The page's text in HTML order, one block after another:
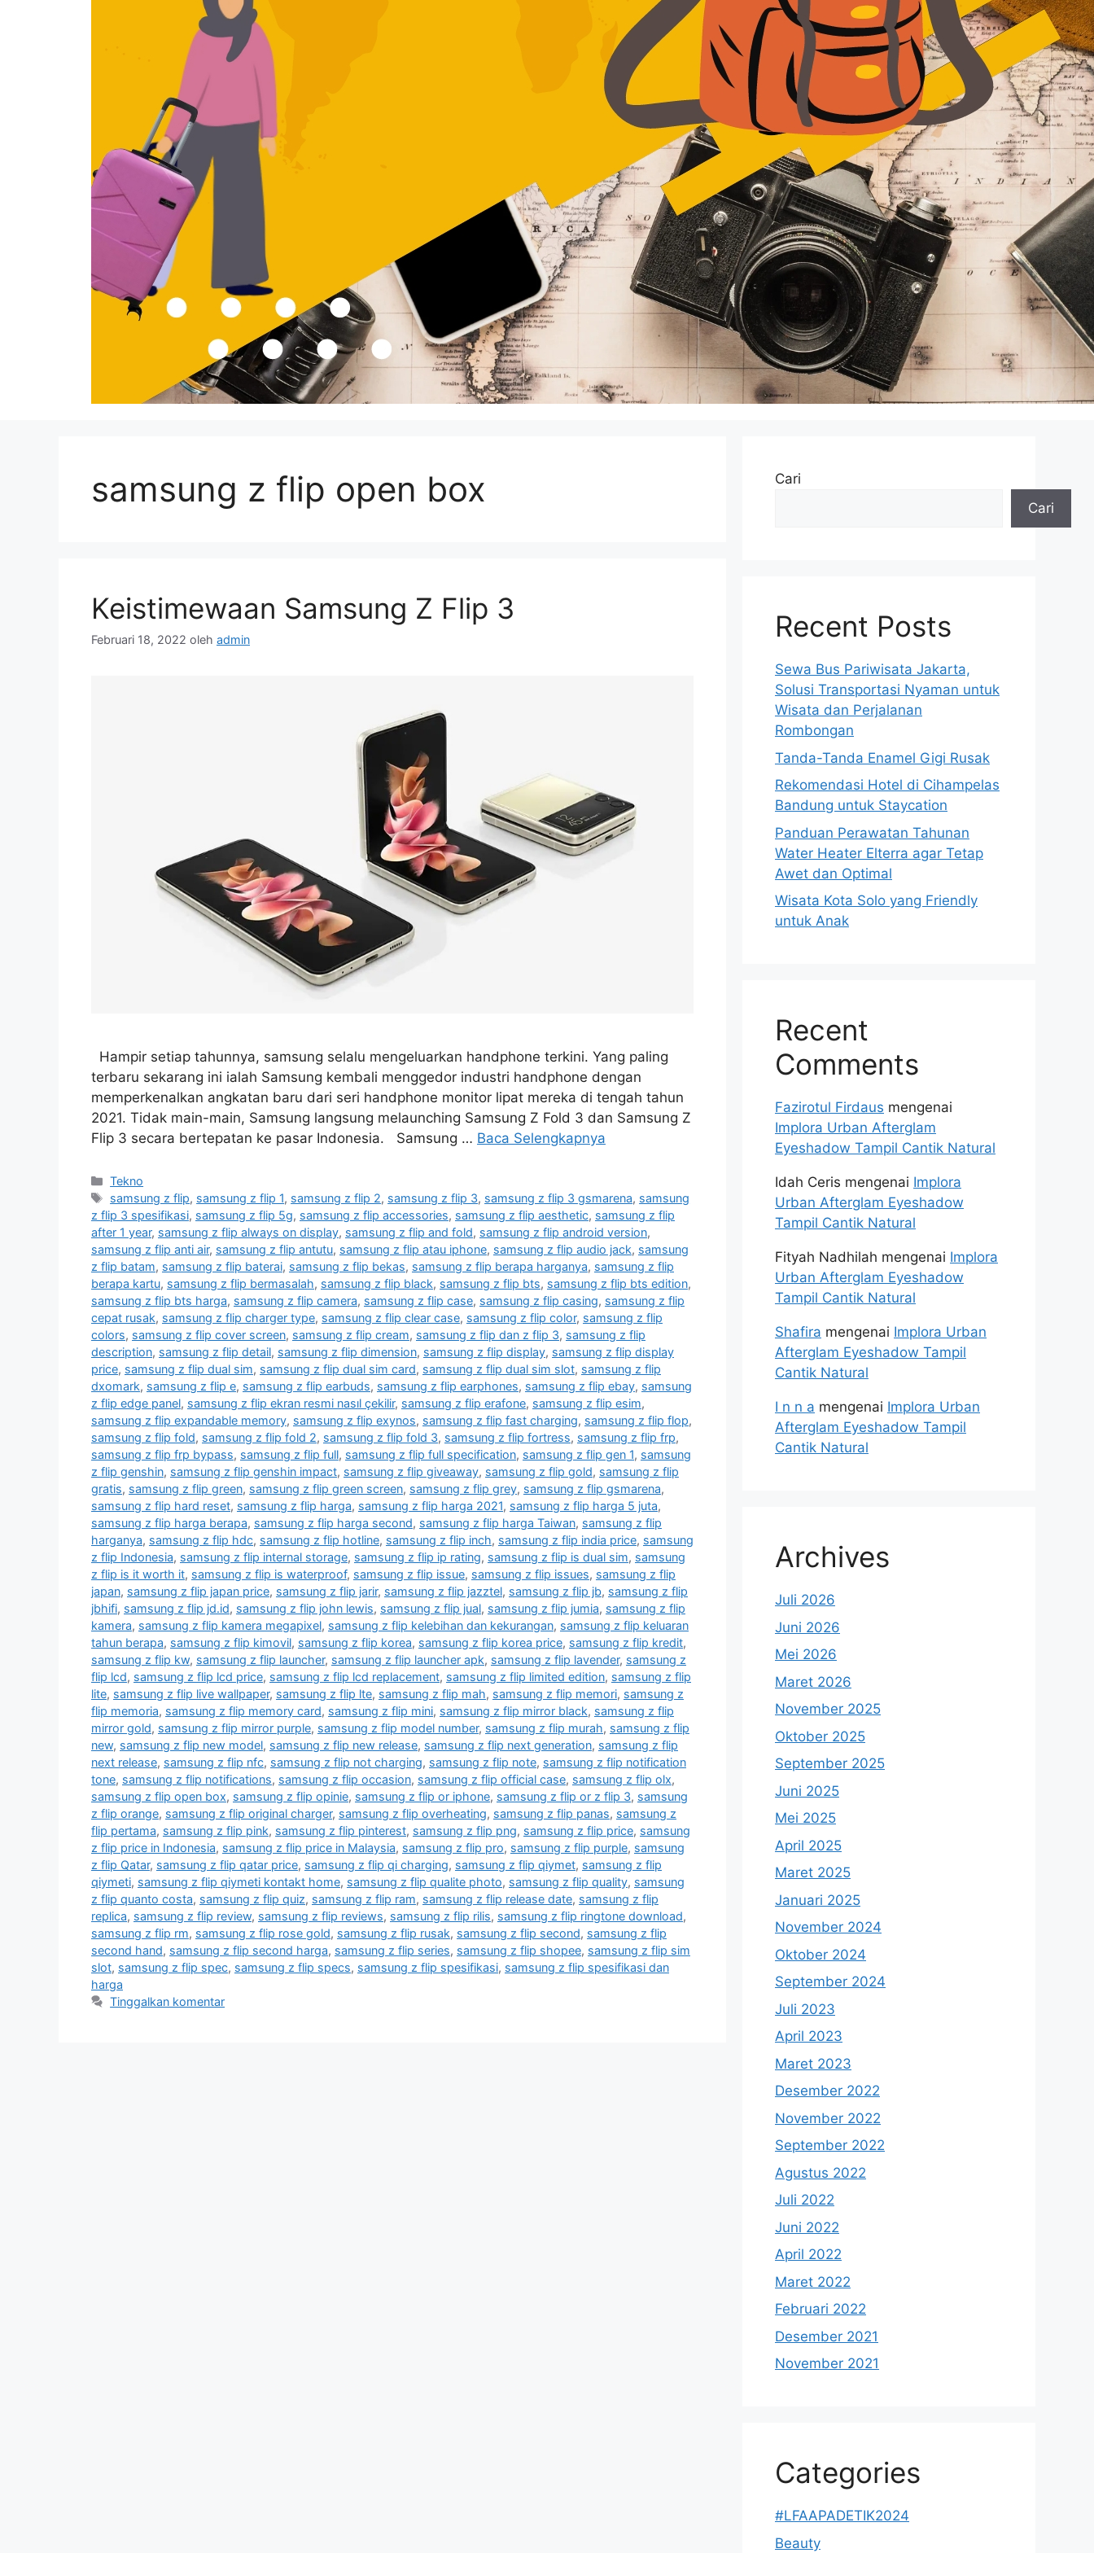
samsung z flip open box
Keistimewaan Samsung Z Flip 3
Februari 18, 2022 oleh admin
Hampir setiap tahunnya, samsung selalu mengeluarkan handphone terkini. Yang paling
terbaru sekarang ini ialah Samsung kembali menggedor industri handphone dengan
memperkenalkan angkatan baru dari seri handphone monitor lipat mereka di tengah tahun
2021. Tidak main-main, Samsung langsung melaunching Samsung Z Fold 3 dan Samsung Z
Flip 3 secara bertepatan ke pasar Indonesia. Samsung … Baca Selengkapnya
Kategori
Tekno
Tag
samsung z flip, samsung z flip 1, samsung z flip 2, samsung z flip 3, samsung z flip 3 gsmarena, samsung
z flip 3 spesifikasi, samsung z flip 5g, samsung z flip accessories, samsung z flip aesthetic, samsung z flip
after 1 year, samsung z flip always on display, samsung z flip and fold, samsung z flip android version,
samsung z flip anti air, samsung z flip antutu, samsung z flip atau iphone, samsung z flip audio jack, samsung
z flip batam, samsung z flip baterai, samsung z flip bekas, samsung z flip berapa harganya, samsung z flip
berapa kartu, samsung z flip bermasalah, samsung z flip black, samsung z flip bts, samsung z flip bts edition,
samsung z flip bts harga, samsung z flip camera, samsung z flip case, samsung z flip casing, samsung z flip
cepat rusak, samsung z flip charger type, samsung z flip clear case, samsung z flip color, samsung z flip
colors, samsung z flip cover screen, samsung z flip cream, samsung z flip dan z flip 3, samsung z flip
description, samsung z flip detail, samsung z flip dimension, samsung z flip display, samsung z flip display
price, samsung z flip dual sim, samsung z flip dual sim card, samsung z flip dual sim slot, samsung z flip
dxomark, samsung z flip e, samsung z flip earbuds, samsung z flip earphones, samsung z flip ebay, samsung
z flip edge panel, samsung z flip ekran resmi nasıl çekilir, samsung z flip erafone, samsung z flip esim,
samsung z flip expandable memory, samsung z flip exynos, samsung z flip fast charging, samsung z flip flop,
samsung z flip fold, samsung z flip fold 2, samsung z flip fold 3, samsung z flip fortress, samsung z flip frp,
samsung z flip frp bypass, samsung z flip full, samsung z flip full specification, samsung z flip gen 1, samsung
z flip genshin, samsung z flip genshin impact, samsung z flip giveaway, samsung z flip gold, samsung z flip
gratis, samsung z flip green, samsung z flip green screen, samsung z flip grey, samsung z flip gsmarena,
samsung z flip hard reset, samsung z flip harga, samsung z flip harga 2021, samsung z flip harga 5 juta,
samsung z flip harga berapa, samsung z flip harga second, samsung z flip harga Taiwan, samsung z flip
harganya, samsung z flip hdc, samsung z flip hotline, samsung z flip inch, samsung z flip india price, samsung
z flip Indonesia, samsung z flip internal storage, samsung z flip ip rating, samsung z flip is dual sim, samsung
z flip is it worth it, samsung z flip is waterproof, samsung z flip issue, samsung z flip issues, samsung z flip
japan, samsung z flip japan price, samsung z flip jarir, samsung z flip jazztel, samsung z flip jb, samsung z flip
jbhifi, samsung z flip jd.id, samsung z flip john lewis, samsung z flip jual, samsung z flip jumia, samsung z flip
kamera, samsung z flip kamera megapixel, samsung z flip kelebihan dan kekurangan, samsung z flip keluaran
tahun berapa, samsung z flip kimovil, samsung z flip korea, samsung z flip korea price, samsung z flip kredit,
samsung z flip kw, samsung z flip launcher, samsung z flip launcher apk, samsung z flip lavender, samsung z
flip lcd, samsung z flip lcd price, samsung z flip lcd replacement, samsung z flip limited edition, samsung z flip
lite, samsung z flip live wallpaper, samsung z flip lte, samsung z flip mah, samsung z flip memori, samsung z
flip memoria, samsung z flip memory card, samsung z flip mini, samsung z flip mirror black, samsung z flip
mirror gold, samsung z flip mirror purple, samsung z flip model number, samsung z flip murah, samsung z flip
new, samsung z flip new model, samsung z flip new release, samsung z flip next generation, samsung z flip
next release, samsung z flip nfc, samsung z flip not charging, samsung z flip note, samsung z flip notification
tone, samsung z flip notifications, samsung z flip occasion, samsung z flip official case, samsung z flip olx,
samsung z flip open box, samsung z flip opinie, samsung z flip or iphone, samsung z flip or z flip 3, samsung
z flip orange, samsung z flip original charger, samsung z flip overheating, samsung z flip panas, samsung z
flip pertama, samsung z flip pink, samsung z flip pinterest, samsung z flip png, samsung z flip price, samsung
z flip price in Indonesia, samsung z flip price in Malaysia, samsung z flip pro, samsung z flip purple, samsung
z flip Qatar, samsung z flip qatar price, samsung z flip qi charging, samsung z flip qiymet, samsung z flip
qiymeti, samsung z flip qiymeti kontakt home, samsung z flip qualite photo, samsung z flip quality, samsung
z flip quanto costa, samsung z flip quiz, samsung z flip ram, samsung z flip release date, samsung z flip
replica, samsung z flip review, samsung z flip reviews, samsung z flip rilis, samsung z flip ringtone download,
samsung z flip rm, samsung z flip rose gold, samsung z flip rusak, samsung z flip second, samsung z flip
second hand, samsung z flip second harga, samsung z flip series, samsung z flip shopee, samsung z flip sim
slot, samsung z flip spec, samsung z flip specs, samsung z flip spesifikasi, samsung z flip spesifikasi dan
harga
Tinggalkan komentar
Cari
Cari
Recent Posts
Sewa Bus Pariwisata Jakarta,
Solusi Transportasi Nyaman untuk
Wisata dan Perjalanan
Rombongan
Tanda-Tanda Enamel Gigi Rusak
Rekomendasi Hotel di Cihampelas
Bandung untuk Staycation
Panduan Perawatan Tahunan
Water Heater Elterra agar Tetap
Awet dan Optimal
Wisata Kota Solo yang Friendly
untuk Anak
Recent
Comments
Fazirotul Firdaus mengenai
Implora Urban Afterglam
Eyeshadow Tampil Cantik Natural
Idah Ceris mengenai Implora
Urban Afterglam Eyeshadow
Tampil Cantik Natural
Fityah Nadhilah mengenai Implora
Urban Afterglam Eyeshadow
Tampil Cantik Natural
Shafira mengenai Implora Urban
Afterglam Eyeshadow Tampil
Cantik Natural
I n n a mengenai Implora Urban
Afterglam Eyeshadow Tampil
Cantik Natural
Archives
Juli 2026
Juni 2026
Mei 2026
Maret 2026
November 2025
Oktober 2025
September 2025
Juni 2025
Mei 2025
April 2025
Maret 2025
Januari 2025
November 2024
Oktober 2024
September 2024
Juli 2023
April 2023
Maret 2023
Desember 2022
November 2022
September 2022
Agustus 2022
Juli 2022
Juni 2022
April 2022
Maret 2022
Februari 2022
Desember 2021
November 2021
Categories
#LFAAPADETIK2024
Beauty